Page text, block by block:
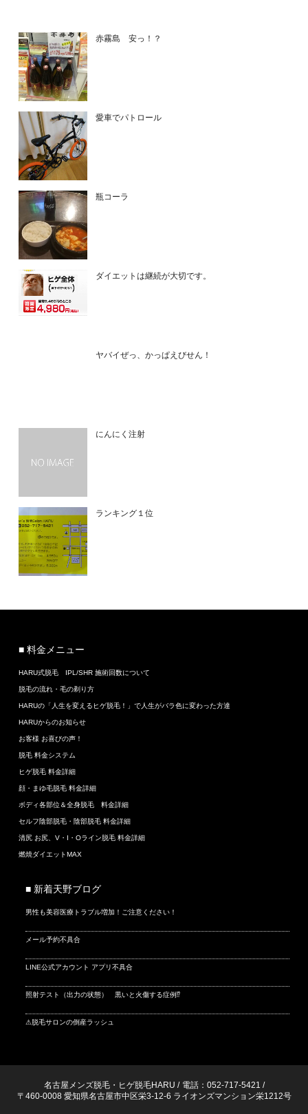
赤霧島 安っ！？
愛車でパトロール
瓶コーラ
ダイエットは継続が大切です。
ヤバイぜっ、かっぱえびせん！
にんにく注射
ランキング１位
■ 料金メニュー
HARU式脱毛 IPL/SHR 施術回数について
脱毛の流れ・毛の剃り方
HARUの「人生を変えるヒゲ脱毛！」で人生がバラ色に変わった方達
HARUからのお知らせ
お客様 お喜びの声！
脱毛 料金システム
ヒゲ脱毛 料金詳細
顔・まゆ毛脱毛 料金詳細
ボディ各部位＆全身脱毛 料金詳細
セルフ陰部脱毛・陰部脱毛 料金詳細
清尻 お尻、V・I・Oライン脱毛 料金詳細
燃焼ダイエットMAX
■ 新着天野ブログ
男性も美容医療トラブル増加！ご注意ください！
メール予約不具合
LINE公式アカウント アプリ不具合
照射テスト（出力の状態） 黒いと火傷する症例⁉
⚠脱毛サロンの倒産ラッシュ
名古屋メンズ脱毛・ヒゲ脱毛HARU / 電話：052-717-5421 /
〒460-0008 愛知県名古屋市中区栄3-12-6 ライオンズマンション栄1212号